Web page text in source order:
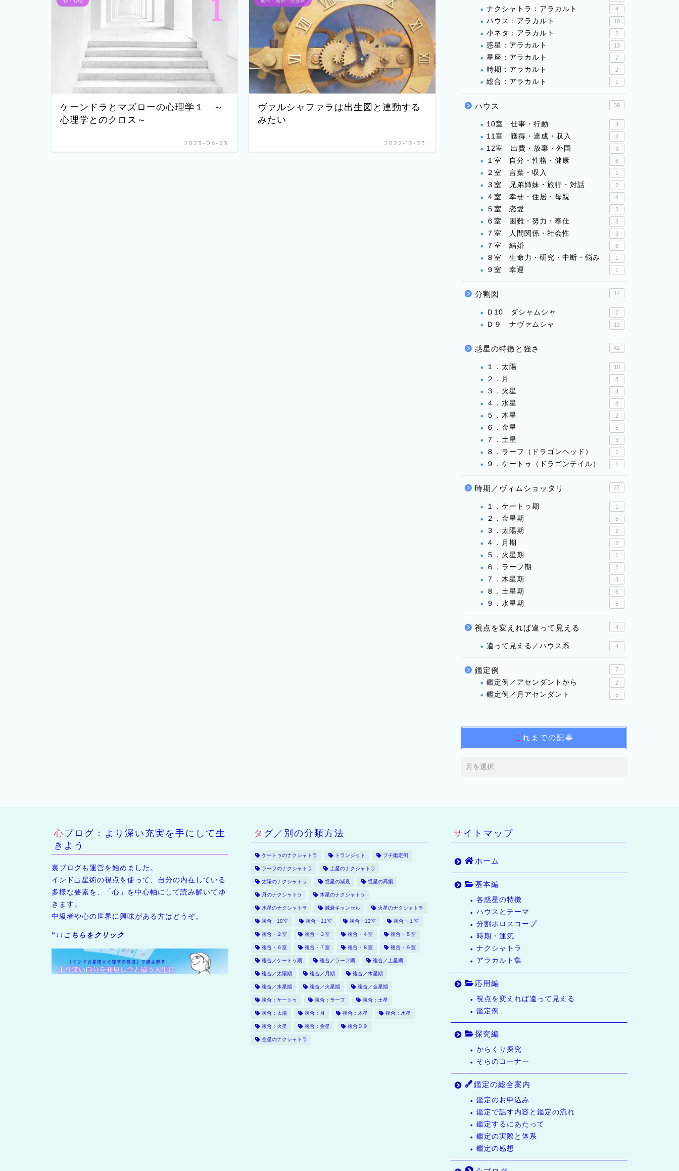
ケーンドラとマズローの心理学１ ～
心理学とのクロス～
2023-06-23
ヴァルシャファラは出生図と連動する
みたい
2022-12-23
ナクシャトラ：アラカルト 4
ハウス：アラカルト 10
小ネタ：アラカルト 2
惑星：アラカルト 13
星座：アラカルト 7
時期：アラカルト 2
総合：アラカルト 1
ハウス 39
10室 仕事・行動 4
11室 獲得・達成・収入 3
12室 出費・放棄・外国 3
１室 自分・性格・健康 6
２室 言葉・収入 1
３室 兄弟姉妹・旅行・対話 2
４室 幸せ・住居・母親 4
５室 恋愛 2
６室 困難・努力・奉仕 3
７室 人間関係・社会性 3
７室 結婚 6
８室 生命力・研究・中断・悩み 1
９室 幸運 1
分割図 14
Ｄ10 ダシャムシャ 2
Ｄ９ ナヴァムシャ 12
惑星の特徴と強さ 42
１．太陽 10
２．月 8
３．火星 4
４．水星 8
５．木星 2
６．金星 5
７．土星 3
８．ラーフ（ドラゴンヘッド） 1
９．ケートゥ（ドラゴンテイル） 1
時期／ヴィムショッタリ 27
１．ケートゥ期 1
２．金星期 5
３．太陽期 2
４．月期 2
５．火星期 1
６．ラーフ期 2
７．木星期 3
８．土星期 6
９．水星期 5
視点を変えれば違って見える 4
違って見える／ハウス系 4
鑑定例 7
鑑定例／アセンダントから 2
鑑定例／月アセンダント 5
これまでの記事
心ブログ：より深い充実を手にして生
きよう
裏ブログも運営を始めました。
インド占星術の視点を使って、自分の内在している
多様な要素を、「心」を中心軸にして読み解いてゆ
きます。
中級者や心の世界に興味がある方はどうぞ。
“↓↓ こちらをクリック
タグ／別の分類方法
ケートゥのナクシャトラ トランジット プチ鑑定例
ラーフのナクシャトラ 土星のナクシャトラ
太陽のナクシャトラ 惑星の減衰 惑星の高揚
月のナクシャトラ 木星のナクシャトラ
水星のナクシャトラ 減衰キャンセル 火星のナクシャトラ
複合・10室 複合・11室 複合・12室 複合・１室
複合・２室 複合・３室 複合・４室 複合・５室
複合・６室 複合・７室 複合・８室 複合・９室
複合／ケートゥ期 複合／ラーフ期 複合／土星期
複合／太陽期 複合／月期 複合／木星期
複合／水星期 複合／火星期 複合／金星期
複合：ケートゥ 複合：ラーフ 複合：土星
複合：太陽 複合：月 複合：木星 複合：水星
複合：火星 複合：金星 複合Ｄ９
金星のナクシャトラ
サイトマップ
ホーム
基本編
各惑星の特徴
ハウスとテーマ
分割ホロスコープ
時期・運気
ナクシャトラ
アラカルト集
応用編
視点を変えれば違って見える
鑑定例
探究編
からくり探究
そらのコーナー
鑑定の総合案内
鑑定のお申込み
鑑定で話す内容と鑑定の流れ
鑑定するにあたって
鑑定の実際と体系
鑑定の感想